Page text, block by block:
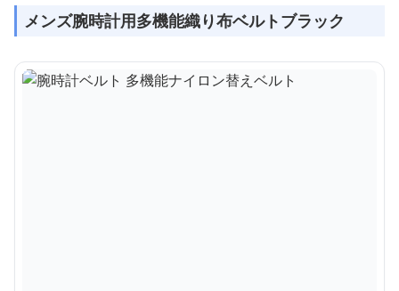
メンズ腕時計用多機能織り布ベルトブラック